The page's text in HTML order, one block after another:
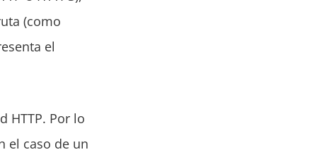
(como
el
HTTP. Por lo
el caso de un